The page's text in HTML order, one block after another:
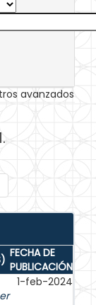
avanzados
FECHA DE
PUBLICACIÓN
1-feb-2024